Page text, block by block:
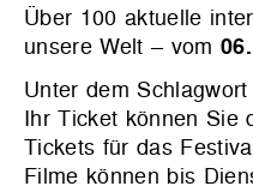
Über 100 aktuelle
unsere Welt – vom
Unter dem
Ihr Ticket können Sie
Tickets für das
Filme können bis